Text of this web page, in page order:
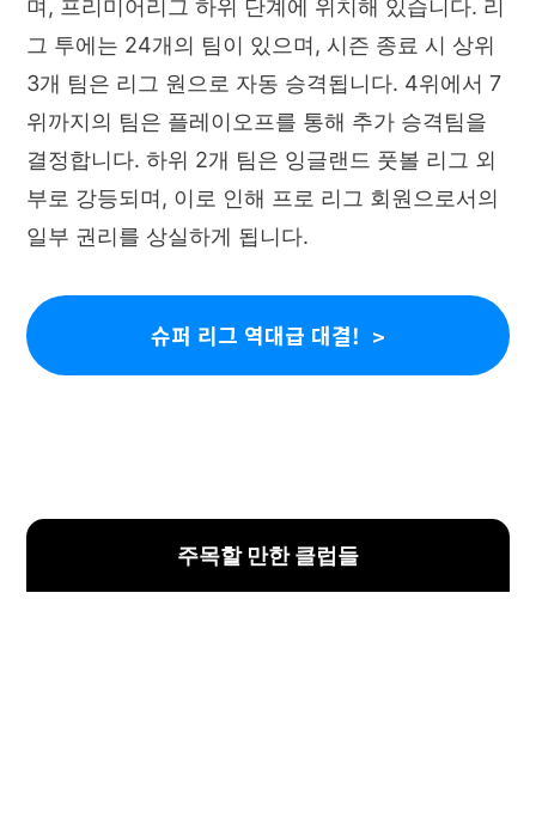
며, 프리미어리그 하위 단계에 위치해 있습니다. 리
그 투에는 24개의 팀이 있으며, 시즌 종료 시 상위
3개 팀은 리그 원으로 자동 승격됩니다. 4위에서 7
위까지의 팀은 플레이오프를 통해 추가 승격팀을
결정합니다. 하위 2개 팀은 잉글랜드 풋볼 리그 외
부로 강등되며, 이로 인해 프로 리그 회원으로서의
일부 권리를 상실하게 됩니다.
슈퍼 리그 역대급 대결!
주목할 만한 클럽들